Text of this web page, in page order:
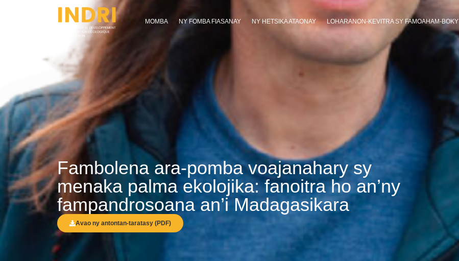
MOMBA NY FOMBA FIASANAY NY HETSIKA ATAONAY LOHARANON-KEVITRA SY FAMOAHAM-BOKY
Fambolena ara-pomba voajanahary sy
menaka palma ekolojika: fanoitra ho an’ny
fampandrosoana an’i Madagasikara
Avao ny antontan-taratasy (PDF)